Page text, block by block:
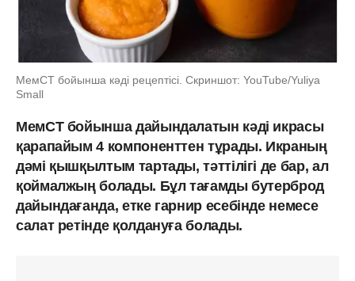
МемСТ бойынша кәді рецептісі. Скриншот: YouTube/Yuliya
Small
МемСТ бойынша дайындалатын кәді икрасы
қарапайым 4 компоненттен тұрады. Икраның
дәмі қышқылтым тартады, тәттілігі де бар, ал
қоймалжың болады. Бұл тағамды бутерброд
дайындағанда, етке гарнир есебінде немесе
салат ретінде қолдануға болады.